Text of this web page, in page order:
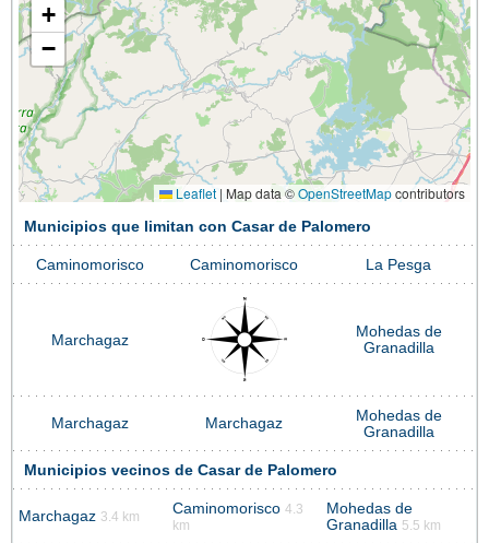
+
−
Leaflet | Map data ©OpenStreetMapcontributors
Municipios que limitan con Casar de Palomero
Caminomorisco Caminomorisco La Pesga
Marchagaz
Mohedas de
Granadilla
Marchagaz Marchagaz
Mohedas de
Granadilla
Municipios vecinos de Casar de Palomero
Marchagaz 3.4 km Caminomorisco 4.3
km
Mohedas de
Granadilla 5.5 km